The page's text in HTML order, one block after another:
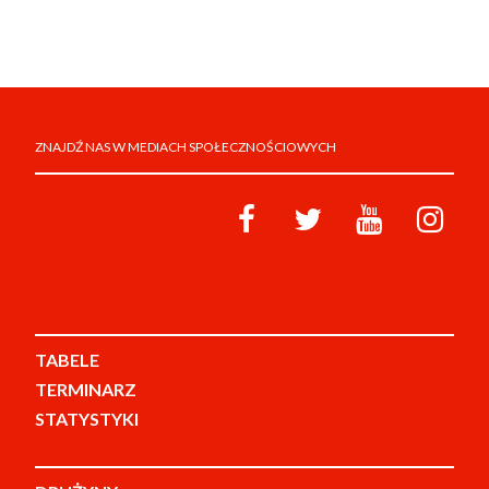
ZNAJDŹ NAS W MEDIACH SPOŁECZNOŚCIOWYCH
TABELE
TERMINARZ
STATYSTYKI